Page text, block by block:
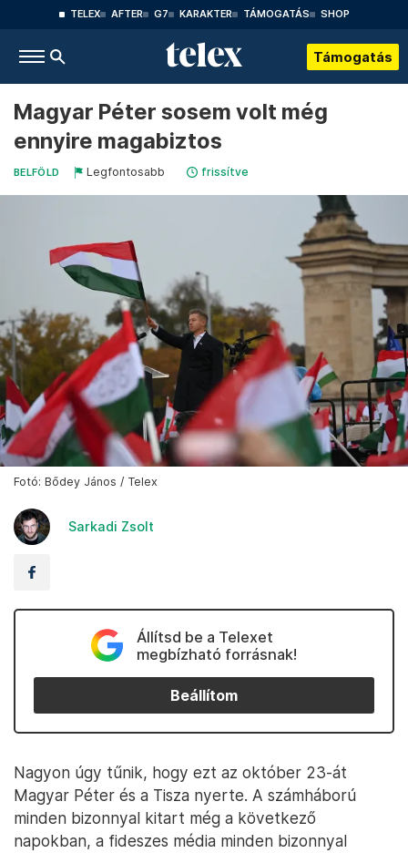
TELEX AFTER G7 KARAKTER TÁMOGATÁS SHOP
Támogatás
Magyar Péter sosem volt még
ennyire magabiztos
BELFÖLD Legfontosabb frissítve
Fotó: Bődey János / Telex
Sarkadi Zsolt
Állítsd be a Telexet
megbízható forrásnak!
Beállítom
Nagyon úgy tűnik, hogy ezt az október 23-át
Magyar Péter és a Tisza nyerte. A számháború
minden bizonnyal kitart még a következő
napokban, a fideszes média minden bizonnyal